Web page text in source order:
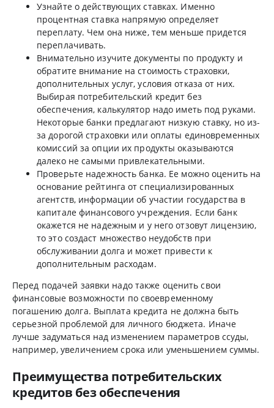
Узнайте о действующих ставках. Именно
процентная ставка напрямую определяет
переплату. Чем она ниже, тем меньше придется
переплачивать.
Внимательно изучите документы по продукту и
обратите внимание на стоимость страховки,
дополнительных услуг, условия отказа от них.
Выбирая потребительский кредит без
обеспечения, калькулятор надо иметь под руками.
Некоторые банки предлагают низкую ставку, но из-
за дорогой страховки или оплаты единовременных
комиссий за опции их продукты оказываются
далеко не самыми привлекательными.
Проверьте надежность банка. Ее можно оценить на
основание рейтинга от специализированных
агентств, информации об участии государства в
капитале финансового учреждения. Если банк
окажется не надежным и у него отзовут лицензию,
то это создаст множество неудобств при
обслуживании долга и может привести к
дополнительным расходам.
Перед подачей заявки надо также оценить свои
финансовые возможности по своевременному
погашению долга. Выплата кредита не должна быть
серьезной проблемой для личного бюджета. Иначе
лучше задуматься над изменением параметров ссуды,
например, увеличением срока или уменьшением суммы.
Преимущества потребительских
кредитов без обеспечения